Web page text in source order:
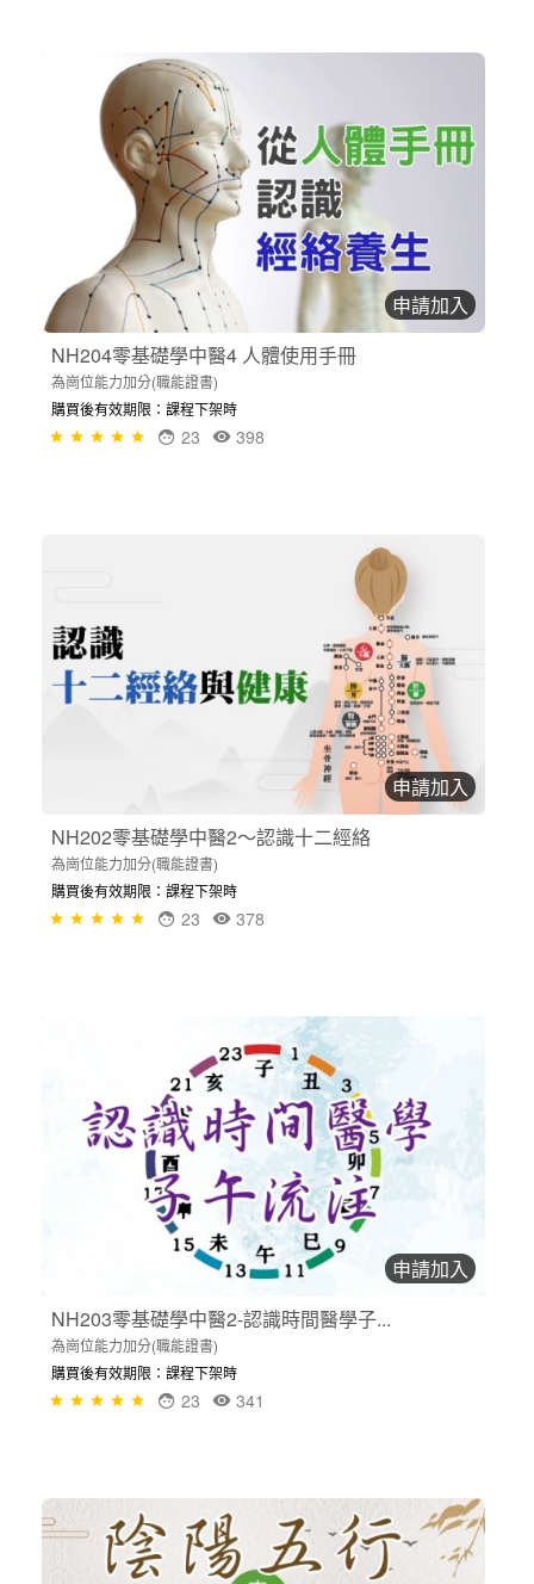
申請加入
NH204零基礎學中醫4 人體使用手冊
為崗位能力加分(職能證書)
購買後有效期限：課程下架時
398
23
申請加入
NH202零基礎學中醫2～認識十二經絡
為崗位能力加分(職能證書)
購買後有效期限：課程下架時
378
23
申請加入
NH203零基礎學中醫2-認識時間醫學子...
為崗位能力加分(職能證書)
購買後有效期限：課程下架時
341
23